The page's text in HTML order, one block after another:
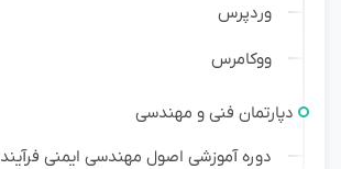
وردپرس
ووکامرس
دپارتمان فنی و مهندسی
دوره آموزشی اصول مهندسی ایمنی فرآیند